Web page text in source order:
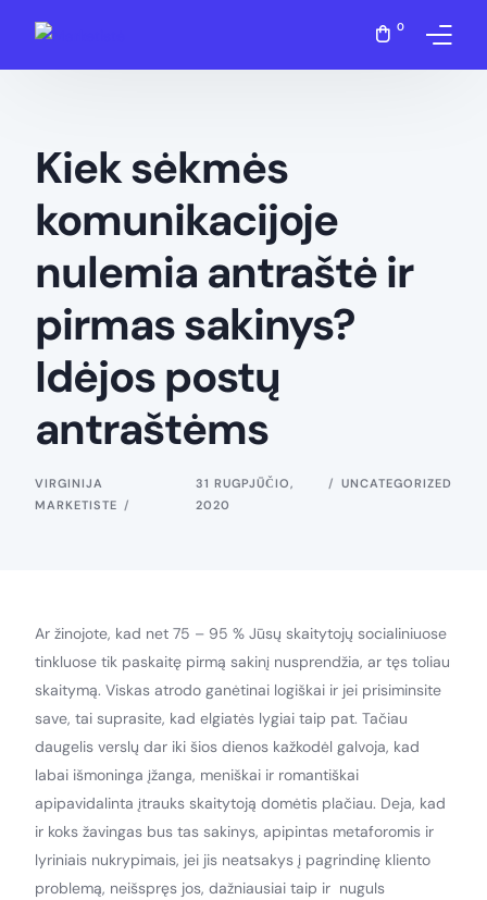
0
Kiek sėkmės
komunikacijoje
nulemia antraštė ir
pirmas sakinys?
Idėjos postų
antraštėms
VIRGINIJA
MARKETISTE
31 RUGPJŪČIO,
2020
UNCATEGORIZED
Ar žinojote, kad net 75 – 95 % Jūsų skaitytojų socialiniuose
tinkluose tik paskaitę pirmą sakinį nusprendžia, ar tęs toliau
skaitymą. Viskas atrodo ganėtinai logiškai ir jei prisiminsite
save, tai suprasite, kad elgiatės lygiai taip pat. Tačiau
daugelis verslų dar iki šios dienos kažkodėl galvoja, kad
labai išmoninga įžanga, meniškai ir romantiškai
apipavidalinta įtrauks skaitytoją domėtis plačiau. Deja, kad
ir koks žavingas bus tas sakinys, apipintas metaforomis ir
lyriniais nukrypimais, jei jis neatsakys į pagrindinę kliento
problemą, neišspręs jos, dažniausiai taip ir nuguls
Paslaugos
Įsigyti
Blogas
D.U.K
Kontaktai
Mano paskyra